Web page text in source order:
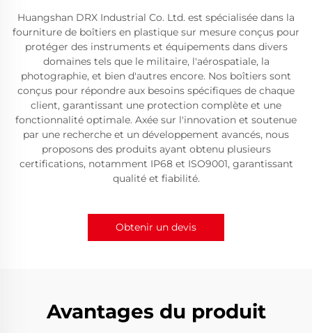
Huangshan DRX Industrial Co. Ltd. est spécialisée dans la
fourniture de boîtiers en plastique sur mesure conçus pour
protéger des instruments et équipements dans divers
domaines tels que le militaire, l'aérospatiale, la
photographie, et bien d'autres encore. Nos boîtiers sont
conçus pour répondre aux besoins spécifiques de chaque
client, garantissant une protection complète et une
fonctionnalité optimale. Axée sur l'innovation et soutenue
par une recherche et un développement avancés, nous
proposons des produits ayant obtenu plusieurs
certifications, notamment IP68 et ISO9001, garantissant
qualité et fiabilité.
Obtenir un devis
Avantages du produit